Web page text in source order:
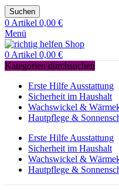
Suchen
0 Artikel 0,00 €
Menü
0 Artikel 0,00 €
Kategorien durchsuchen
Erste Hilfe Ausstattung
Sicherheit im Haushalt
Wachswickel &
Hautpflege &
Erste Hilfe Ausstattung
Sicherheit im Haushalt
Wachswickel &
Hautpflege &